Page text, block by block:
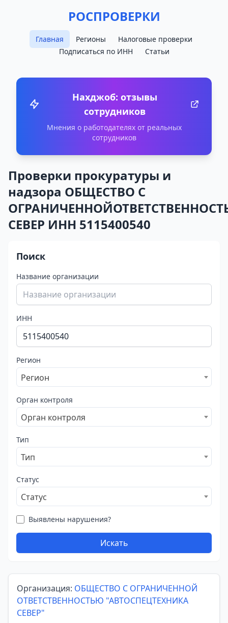
РОСПРОВЕРКИ
Главная Регионы
Налоговые проверки
Подписаться по ИНН
Статьи
Нахджоб: отзывы
сотрудников
Мнения о работодателях от реальных
сотрудников
Проверки прокуратуры и
надзора ОБЩЕСТВО С
СЕВЕР ИНН 5115400540
Поиск
Название организации
ИНН
Регион
Регион
Орган контроля
Орган контроля
Тип
Тип
Статус
Статус
Выявлены нарушения?
Искать
Организация: ОБЩЕСТВО С ОГРАНИЧЕННОЙ
ОТВЕТСТВЕННОСТЬЮ "АВТОСПЕЦТЕХНИКА
СЕВЕР"